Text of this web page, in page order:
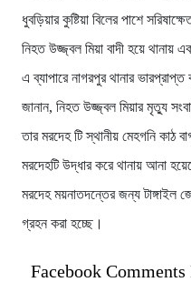
ধুবড়িয়ার কুষ্টিয়া বিলের পাশে
নিহত উজ্জ্বল মিয়া বাদী হয়ে থানায়
এ ব্যাপারে নাগরপুর থানার
জানান, নিহত উজ্জ্বল মিয়ার মৃত্যু
তার মরদেহ টি স্থানীয় মেহগনি কাঠ
মরদেহটি উদ্ধার করে থানায় আনা
মরদেহ ময়নাতদন্তের জন্য টাঙ্গাইল
গ্রহন করা হচ্ছে।
Facebook Comments